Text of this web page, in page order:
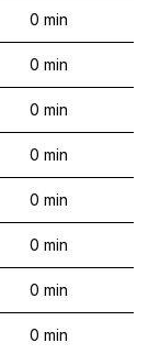
0 min
0 min
0 min
0 min
0 min
0 min
0 min
0 min